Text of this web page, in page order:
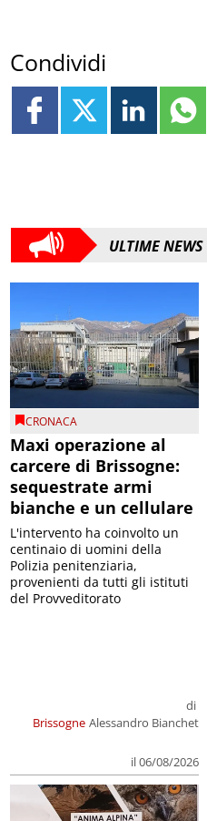
Condividi
ULTIME NEWS
CRONACA
Maxi operazione al
carcere di Brissogne:
sequestrate armi
bianche e un cellulare
Brissogne
di
Alessandro Bianchet
il 06/08/2026
L'intervento ha coinvolto un
centinaio di uomini della
Polizia penitenziaria,
provenienti da tutti gli istituti
del Provveditorato